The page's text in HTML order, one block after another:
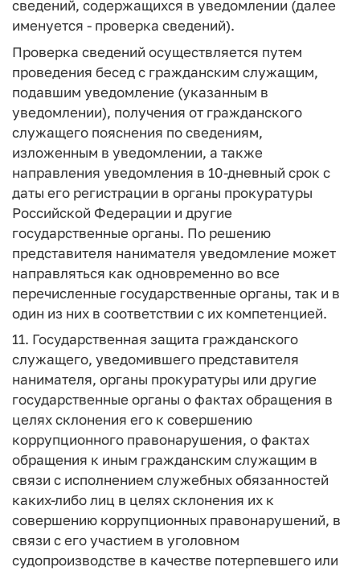
сведений, содержащихся в уведомлении (далее
именуется - проверка сведений).
Проверка сведений осуществляется путем
проведения бесед с гражданским служащим,
подавшим уведомление (указанным в
уведомлении), получения от гражданского
служащего пояснения по сведениям,
изложенным в уведомлении, а также
направления уведомления в 10-дневный срок с
даты его регистрации в органы прокуратуры
Российской Федерации и другие
государственные органы. По решению
представителя нанимателя уведомление может
направляться как одновременно во все
перечисленные государственные органы, так и в
один из них в соответствии с их компетенцией.
11. Государственная защита гражданского
служащего, уведомившего представителя
нанимателя, органы прокуратуры или другие
государственные органы о фактах обращения в
целях склонения его к совершению
коррупционного правонарушения, о фактах
обращения к иным гражданским служащим в
связи с исполнением служебных обязанностей
каких-либо лиц в целях склонения их к
совершению коррупционных правонарушений, в
связи с его участием в уголовном
судопроизводстве в качестве потерпевшего или